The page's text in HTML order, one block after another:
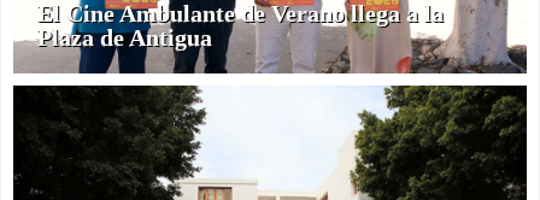
El Cine Ambulante de Verano llega a la
Plaza de Antigua